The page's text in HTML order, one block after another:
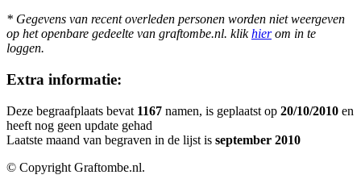
* Gegevens van recent overleden personen worden niet weergeven
op het openbare gedeelte van graftombe.nl. klikhierom in te
loggen.
Extra informatie:
Deze begraafplaats bevat 1167 namen, is geplaatst op 20/10/2010 en
heeft nog geen update gehad
Laatste maand van begraven in de lijst is september 2010
© Copyright Graftombe.nl.